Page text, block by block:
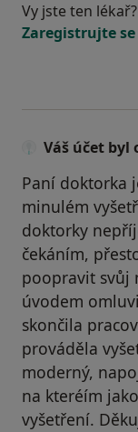
Vy jste ten
Zaregistrujte
Váš účet byl
Paní doktorka
minulém
doktorky
čekáním,
poopravit svůj
úvodem
skončila
prováděla
moderný,
na kteréím
vyšetření.